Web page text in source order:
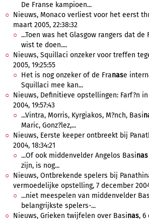
De Franse kampioen...
Nieuws, Monaco verliest voor het eerst
maart 2005, 22:38:32
...Toen was het Glasgow rangers dat de
wist te doen....
Nieuws, Squillaci onzeker voor treffen
2005, 19:25:55
Het is nog onzeker of de Franase
Squillaci mee kan...
Nieuws, Definitieve opstellingen: Farf?n
2004, 19:57:43
...Vintra, Morris, Kyrgiakos, M?nch, Basi
Maric, Gonz?lez,...
Nieuws, Eerste keeper ontbreekt bij
2004, 18:34:21
...Of ook middenvelder Angelos Basinas
zijn, is nog...
Nieuws, Ontbrekende spelers bij
vermoedelijke opstelling, 7 december
...niet meespelen van middenvelder
belangrijkste spelers-...
Nieuws, Grieken twijfelen over Basinas, 6